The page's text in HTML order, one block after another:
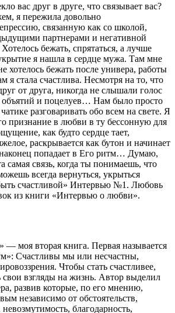
вас друг в друге, что связывает вас?
я пережила довольно
связанную как со школой,
партнерами и негативной
бежать, спрятаться, а лучше
я нашла в сердце мужа. Там мне
хотелось бежать после универа, работы
я стала счастлива. Несмотря на то, что
от друга, никогда не слышали голос
объятий и поцелуев… Нам было просто
разговаривать обо всем на свете. Я
признание в любви в ту бессонную для
как будто сердце тает,
раскрывается как бутон и начинает
попадает в Его ритм… Думаю,
самая связь, когда ты понимаешь, что
всегда вернуться, укрыться
счастливой» Интервью №1. Любовь
из книги «Интервью о любви».
моя вторая книга. Первая называется
Счастливы мы или несчастны,
Чтобы стать счастливее,
свои взгляды на жизнь. Автор выделил
развив которые, по его мнению,
независимо от обстоятельств,
благодарность,